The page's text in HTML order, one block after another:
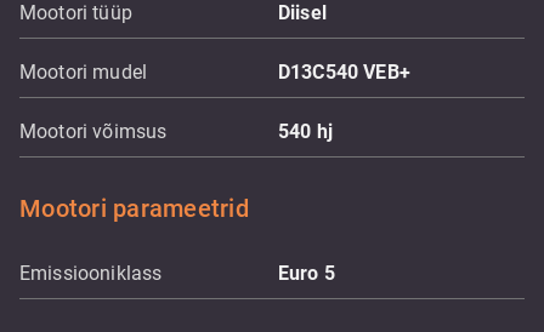
Mootori tüüp Diisel
Mootori mudel D13C540 VEB+
Mootori võimsus 540 hj
Mootori parameetrid
Emissiooniklass Euro 5